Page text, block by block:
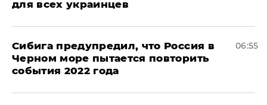
для всех украинцев
Сибига предупредил, что Россия в
Черном море пытается повторить
события 2022 года
06:55